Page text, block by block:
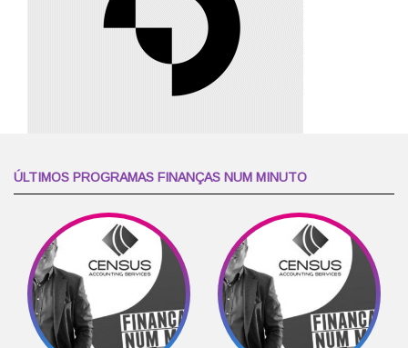
ÚLTIMOS PROGRAMAS FINANÇAS NUM MINUTO